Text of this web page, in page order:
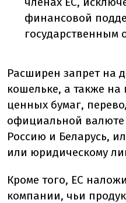
финансовой
государственным
Расширен запрет на
кошельке, а также
ценных бумаг,
официальной валюте
Россию и Беларусь,
или юридическому
Кроме того, ЕС
компании, чьи